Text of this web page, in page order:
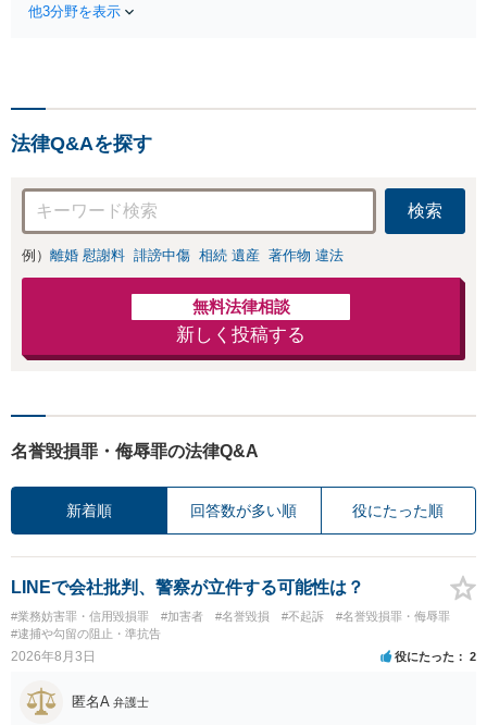
お店の風評被害対
応可：開示請求の
意見照会が来たと
きの対処法、被害
者との示談交渉
他3分野を表示
法律Q&Aを探す
検索
例） 離婚 慰謝料 誹謗中傷 相続 遺産 著作物 違法
無料法律相談
新しく投稿する
名誉毀損罪・侮辱罪の法律Q&A
新着順 回答数が多い順 役にたった順
LINEで会社批判、警察が立件する可能性は？
#業務妨害罪・信用毀損罪 #加害者 #名誉毀損 #不起訴
#名誉毀損罪・侮辱罪
#逮捕や勾留の阻止・準抗告
2026年8月3日 役にたった 2
匿名A 弁護士